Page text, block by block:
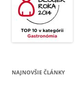
NAJNOVŠIE ČLÁNKY